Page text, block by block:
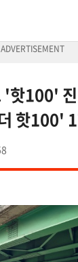
'핫100'
핫100'